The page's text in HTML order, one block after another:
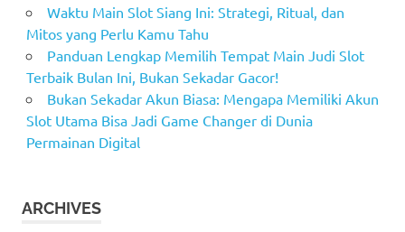
Waktu Main Slot Siang Ini: Strategi, Ritual, dan
Mitos yang Perlu Kamu Tahu
Panduan Lengkap Memilih Tempat Main Judi Slot
Terbaik Bulan Ini, Bukan Sekadar Gacor!
Bukan Sekadar Akun Biasa: Mengapa Memiliki Akun
Slot Utama Bisa Jadi Game Changer di Dunia
Permainan Digital
ARCHIVES